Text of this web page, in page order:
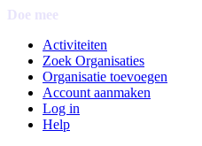
Doe mee
Activiteiten
Zoek Organisaties
Organisatie toevoegen
Account aanmaken
Log in
Help